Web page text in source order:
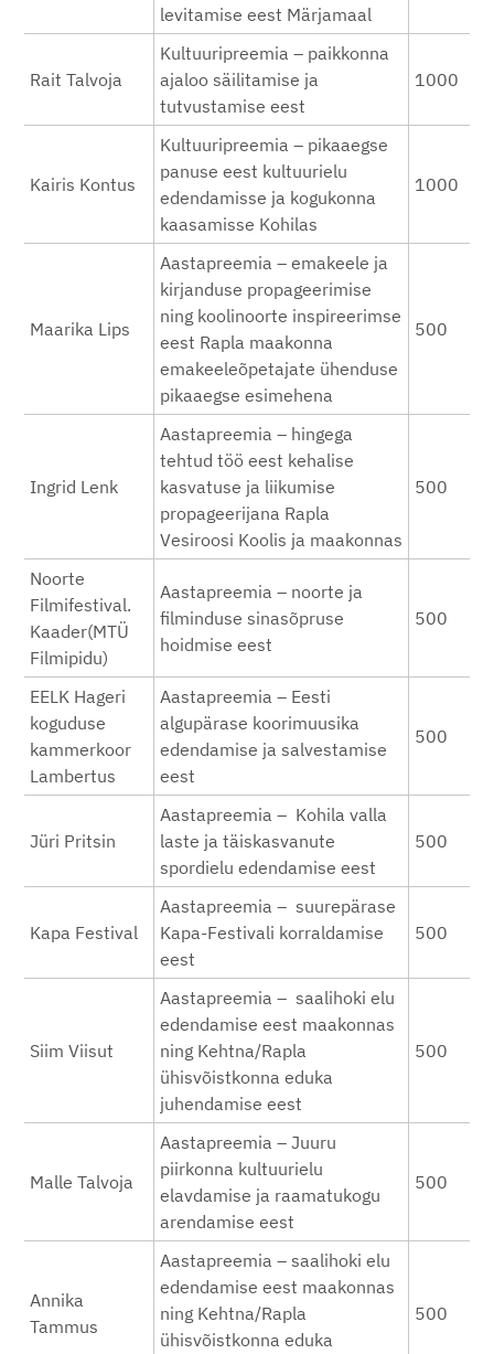
levitamise eest Märjamaal
Rait Talvoja
Kultuuripreemia – paikkonna
ajaloo säilitamise ja
tutvustamise eest
1000
Kairis Kontus
Kultuuripreemia – pikaaegse
panuse eest kultuurielu
edendamisse ja kogukonna
kaasamisse Kohilas
1000
Maarika Lips
Aastapreemia – emakeele ja
kirjanduse propageerimise
ning koolinoorte inspireerimse
eest Rapla maakonna
emakeeleõpetajate ühenduse
pikaaegse esimehena
500
Ingrid Lenk
Aastapreemia – hingega
tehtud töö eest kehalise
kasvatuse ja liikumise
propageerijana Rapla
Vesiroosi Koolis ja maakonnas
500
Noorte
Filmifestival.
Kaader(MTÜ
Filmipidu)
Aastapreemia – noorte ja
filminduse sinasõpruse
hoidmise eest
500
EELK Hageri
koguduse
kammerkoor
Lambertus
Aastapreemia – Eesti
algupärase koorimuusika
edendamise ja salvestamise
eest
500
Jüri Pritsin
Aastapreemia – Kohila valla
laste ja täiskasvanute
spordielu edendamise eest
500
Kapa Festival
Aastapreemia – suurepärase
Kapa-Festivali korraldamise
eest
500
Siim Viisut
Aastapreemia – saalihoki elu
edendamise eest maakonnas
ning Kehtna/Rapla
ühisvõistkonna eduka
juhendamise eest
500
Malle Talvoja
Aastapreemia – Juuru
piirkonna kultuurielu
elavdamise ja raamatukogu
arendamise eest
500
Annika
Tammus
Aastapreemia – saalihoki elu
edendamise eest maakonnas
ning Kehtna/Rapla
ühisvõistkonna eduka
500